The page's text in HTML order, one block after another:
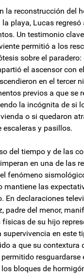
la reconstrucción del
la playa, Lucas
Un testimonio
permitió a los
sobre el paradero:
el ascensor con
en el tercer
previos a que se
la incógnita de si
o si quedaron
escaleras y pasillos.
del tiempo y de las
en una de las
fenómeno
mantiene las
En declaraciones
padre del menor,
de su hijo
supervivencia en este
a que su contextura
resguardarse
bloques de